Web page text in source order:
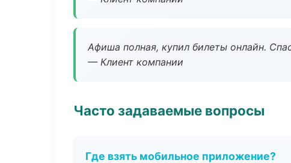
Афиша полная, купил билеты онлайн.
— Клиент компании
Часто задаваемые вопросы
Где взять мобильное приложение?